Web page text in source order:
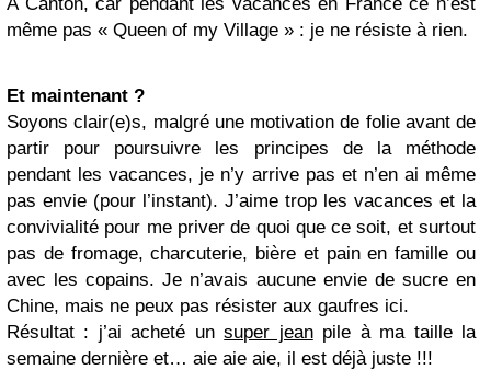
même pas « Queen of my Village » : je ne résiste à rien.
Et maintenant ?
Soyons clair(e)s, malgré une motivation de folie avant de
partir pour poursuivre les principes de la méthode
pendant les vacances, je n’y arrive pas et n’en ai même
pas envie (pour l’instant). J’aime trop les vacances et la
convivialité pour me priver de quoi que ce soit, et surtout
pas de fromage, charcuterie, bière et pain en famille ou
avec les copains. Je n’avais aucune envie de sucre en
Chine, mais ne peux pas résister aux gaufres ici.
Résultat : j’ai acheté unsuper jeanpile à ma taille la
semaine dernière et… aie aie aie, il est déjà juste !!!